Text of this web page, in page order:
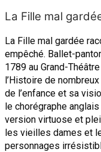
La Fille mal
La Fille mal gardée
empêché. Ballet-
1789 au Grand-
l’Histoire de
de l’enfance et sa
le chorégraphe
version virtuose et
les vieilles dames et
personnages